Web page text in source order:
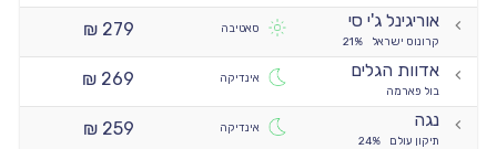
אוריגינל ג'י סי
קרונוס ישראל 21%
סאטיבה
279 ₪
אדוות הגלים
בול פארמה
אינדיקה
269 ₪
נגה
תיקון עולם 24%
אינדיקה
259 ₪